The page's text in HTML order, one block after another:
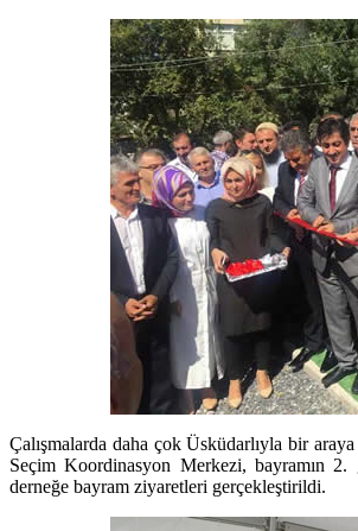
Çalışmalarda daha çok Üsküdarlıyla bir
Seçim Koordinasyon Merkezi, bayramın 2.
derneğe bayram ziyaretleri gerçekleştirildi.